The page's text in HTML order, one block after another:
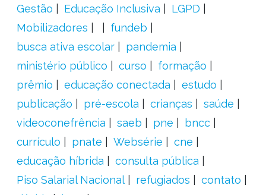
Gestão
Educação Inclusiva
LGPD
Mobilizadores
fundeb
busca ativa escolar
pandemia
ministério público
curso
formação
prêmio
educação conectada
estudo
publicação
pré-escola crianças
saúde
videoconefrência
saeb pne
bncc
currículo
pnate Websérie
cne
educação híbrida
consulta pública
Piso Salarial Nacional
refugiados
contato